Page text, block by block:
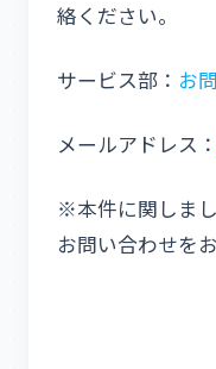
絡ください。
サービス部： お
メールアドレス：
※本件に関しま
お問い合わせを